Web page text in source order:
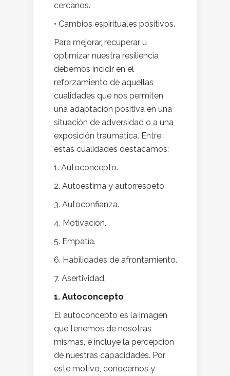
cercanos.
• Cambios espirituales positivos.
Para mejorar, recuperar u
optimizar nuestra resiliencia
debemos incidir en el
reforzamiento de aquellas
cualidades que nos permiten
una adaptación positiva en una
situación de adversidad o a una
exposición traumática. Entre
estas cualidades destacamos:
1. Autoconcepto.
2. Autoestima y autorrespeto.
3. Autoconfianza.
4. Motivación.
5. Empatía.
6. Habilidades de afrontamiento.
7. Asertividad.
1. Autoconcepto
El autoconcepto es la imagen
que tenemos de nosotras
mismas, e incluye la percepción
de nuestras capacidades. Por
este motivo, conocernos y